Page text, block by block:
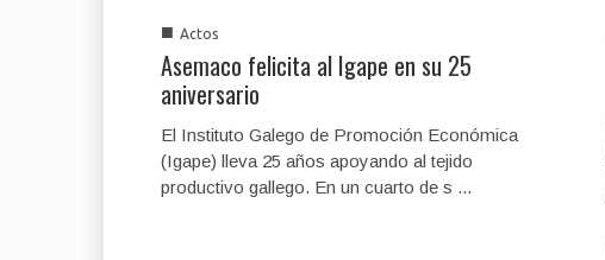
■ Actos
Asemaco felicita al Igape en su 25
aniversario
El Instituto Galego de Promoción Económica
(Igape) lleva 25 años apoyando al tejido
productivo gallego. En un cuarto de s ...